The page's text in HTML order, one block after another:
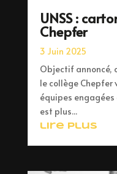
UNSS :
Chepfer
3 Juin 2025
Objectif annoncé,
le collège
équipes engagées
est plus...
lire plus